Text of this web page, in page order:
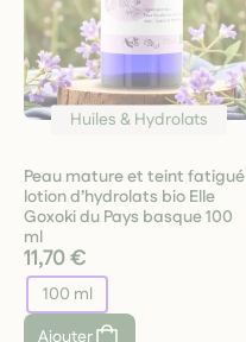
Huiles & Hydrolats
Peau mature et teint fatigué
lotion d’hydrolats bio Elle
Goxoki du Pays basque 100
ml
11,70 €
100 ml
Ajouter